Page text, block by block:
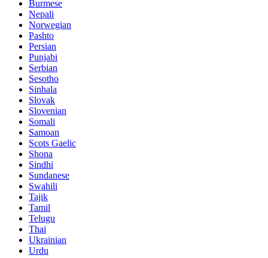
Burmese
Nepali
Norwegian
Pashto
Persian
Punjabi
Serbian
Sesotho
Sinhala
Slovak
Slovenian
Somali
Samoan
Scots Gaelic
Shona
Sindhi
Sundanese
Swahili
Tajik
Tamil
Telugu
Thai
Ukrainian
Urdu